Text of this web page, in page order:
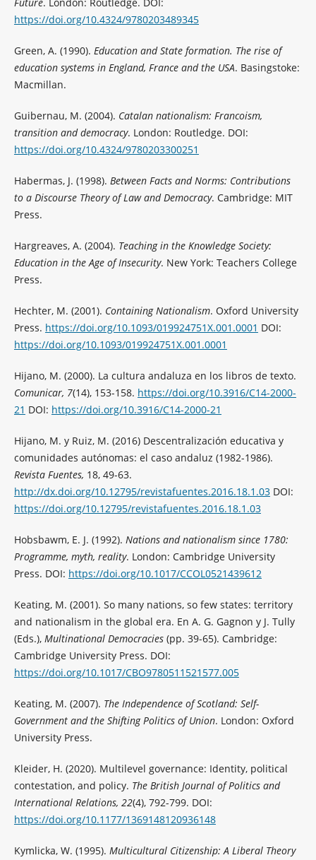
https://doi.org/10.4324/9780203489345
Green, A. (1990). Education and State formation. The rise of
education systems in England, France and the USA. Basingstoke:
Macmillan.
Guibernau, M. (2004). Catalan nationalism: Francoism,
transition and democracy. London: Routledge. DOI:
https://doi.org/10.4324/9780203300251
Habermas, J. (1998). Between Facts and Norms: Contributions
to a Discourse Theory of Law and Democracy. Cambridge: MIT
Press.
Hargreaves, A. (2004). Teaching in the Knowledge Society:
Education in the Age of Insecurity. New York: Teachers College
Press.
Hechter, M. (2001). Containing Nationalism. Oxford University
Press. https://doi.org/10.1093/019924751X.001.0001 DOI:
https://doi.org/10.1093/019924751X.001.0001
Hijano, M. (2000). La cultura andaluza en los libros de texto.
Comunicar, 7(14), 153-158. https://doi.org/10.3916/C14-2000-
21 DOI: https://doi.org/10.3916/C14-2000-21
Hijano, M. y Ruiz, M. (2016) Descentralización educativa y
comunidades autónomas: el caso andaluz (1982-1986).
Revista Fuentes, 18, 49-63.
http://dx.doi.org/10.12795/revistafuentes.2016.18.1.03DOI:
https://doi.org/10.12795/revistafuentes.2016.18.1.03
Hobsbawm, E. J. (1992). Nations and nationalism since 1780:
Programme, myth, reality. London: Cambridge University
Press. DOI: https://doi.org/10.1017/CCOL0521439612
Keating, M. (2001). So many nations, so few states: territory
and nationalism in the global era. En A. G. Gagnon y J. Tully
(Eds.), Multinational Democracies (pp. 39-65). Cambridge:
Cambridge University Press. DOI:
https://doi.org/10.1017/CBO9780511521577.005
Keating, M. (2007). The Independence of Scotland: Self-
Government and the Shifting Politics of Union. London: Oxford
University Press.
Kleider, H. (2020). Multilevel governance: Identity, political
contestation, and policy. The British Journal of Politics and
International Relations, 22(4), 792-799. DOI:
https://doi.org/10.1177/1369148120936148
Kymlicka, W. (1995). Multicultural Citizenship: A Liberal Theory